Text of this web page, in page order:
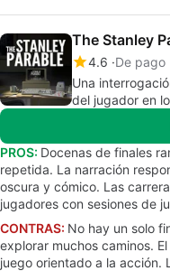
The Stanley
4.6 De pago
Una
del jugador en
PROS: Docenas de finales
repetida. La narración
oscura y cómico. Las
jugadores con sesiones de
CONTRAS: No hay un solo
explorar muchos caminos.
juego orientado a la acción.